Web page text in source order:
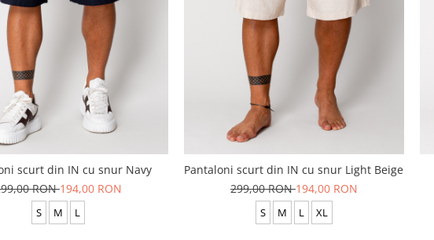
scurt din IN cu snur Navy
RON194,00 RON
S M L
Pantaloni scurt din IN cu snur Light Beige
299,00 RON194,00 RON
S M L XL